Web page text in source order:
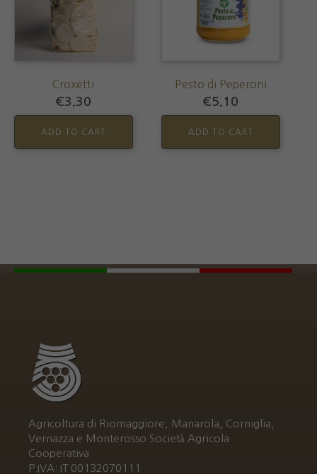
Croxetti
€3.30
ADD TO CART
Pesto di Peperoni
€5.10
ADD TO CART
Agricoltura di Riomaggiore, Manarola, Corniglia,
Vernazza e Monterosso Società Agricola
Cooperativa
P.IVA: IT 00132070111